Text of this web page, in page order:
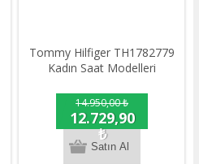
Tommy Hilfiger TH1782779
Kadın Saat Modelleri
14.950,00 ₺
12.729,90
₺